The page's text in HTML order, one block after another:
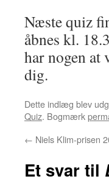
Næste quiz
åbnes kl.
har nogen
dig.
Dette indlæg blev
Quiz. Bogmærk
← Niels Klim-prisen
Et svar til